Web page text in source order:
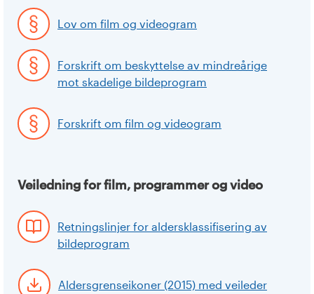
Lov om film og videogram
Forskrift om beskyttelse av mindreårige
mot skadelige bildeprogram
Forskrift om film og videogram
Veiledning for film, programmer og video
Retningslinjer for aldersklassifisering av
bildeprogram
Aldersgrenseikoner (2015) med veileder